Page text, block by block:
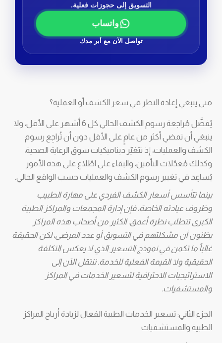
التسويق إلى حجوزات فعلية.
واتساب
تواصل الآن مع أبر مدك
متى ينبغي إعادة النظر في سعر الكشف أو العملية؟
يُفضَّل مُراجعة رسوم الكشف الحالي كل 6 أشهر على الأقل، ولا
ينبغي أن تمضي أكثر من عامٍ على الأقل دون أن تُراجِع رسوم
الكشف والعمليات، إذ تتغيّر ديناميكيات سوق الرعاية الصحية،
وكذلك مُعدّلات التأمين، والبقاء على اطّلاع على هذه الأمور
يُساعِد في تغيير رسوم الكشف والعمليات حسب الواقع الحالي.
بينما تتأسس أسعار الكشف الفردي على مهارة الطبيب
وظروف عيادته الخاصة، فإن إدارة المجمعات والمراكز الطبية
الكبرى تتطلب نظرة أعمق. الكثير من أصحاب هذه المراكز
يظنون أن مشكلتهم في التسويق أو عدد المرضى، لكن الحقيقة
غالباً ما تكمن في نموذج التسعير الذي لا يعكس التكلفة
الحقيقية ولا القيمة الفعلية للخدمة. ننتقل الآن إلى
الاستراتيجيات الاحترافية لتسعير الخدمات في المراكز
والمستشفيات.
الجزء الثاني: تسعير الخدمات الطبية الفعال لزيادة أرباح المراكز
الطبية والمستشفيات